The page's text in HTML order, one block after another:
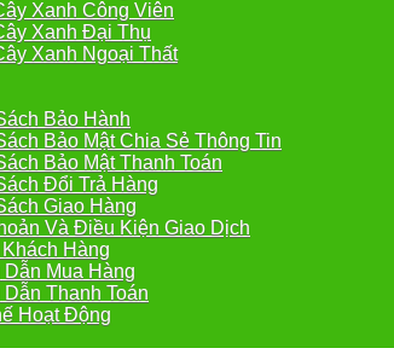
Xanh Công Viên
Xanh Đại Thụ
Xanh Ngoại Thất
Bảo Hành
Bảo Mật Chia Sẻ Thông Tin
Bảo Mật Thanh Toán
Đổi Trả Hàng
Giao Hàng
Và Điều Kiện Giao Dịch
Hàng
Mua Hàng
Thanh Toán
Hoạt Động